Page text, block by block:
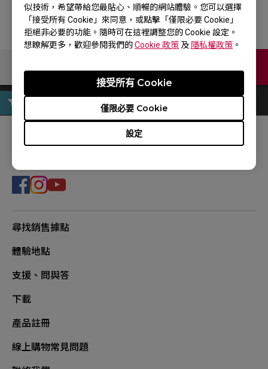
似技術，希望帶給您最貼心、順暢的網站體驗。您可以選擇
「接受所有 Cookie」來同意，或點擊「僅限必要 Cookie」
拒絕非必要的功能。隨時可在這裡調整您的 Cookie 設定。
想瞭解更多，歡迎參閱我們的Cookie 政策 及 隱私權政策 。
設定
僅限必要 Cookie
接受所有 Cookie
聯絡我們
追蹤我們
尋找銷售據點
體驗地點
支援、問與答
下載
產品註冊
線上購物常見問題